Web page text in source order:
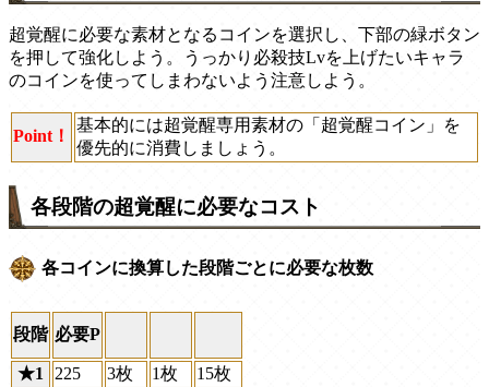
超覚醒に必要な素材となるコインを選択し、下部の緑ボタン
を押して強化しよう。うっかり必殺技Lvを上げたいキャラ
のコインを使ってしまわないよう注意しよう。
Point！
基本的には超覚醒専用素材の「超覚醒コイン」を
優先的に消費しましょう。
各段階の超覚醒に必要なコスト
各コインに換算した段階ごとに必要な枚数
段階 必要P
★1 225 3枚 1枚
15枚